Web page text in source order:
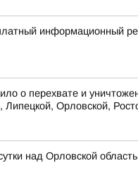
информационный
о перехвате и
Орловской,
над Орловской